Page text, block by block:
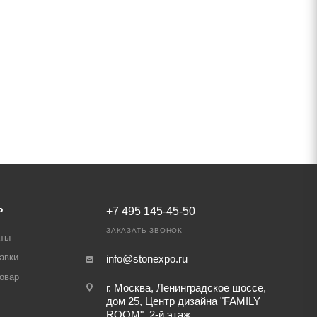
+7 495 145-45-50
ЗАКАЗАТЬ ЗВОНОК
info@stonexpo.ru
г. Москва, Ленинградское шоссе,
дом 25, Центр дизайна "FAMILY
ROOM", 2-й этаж